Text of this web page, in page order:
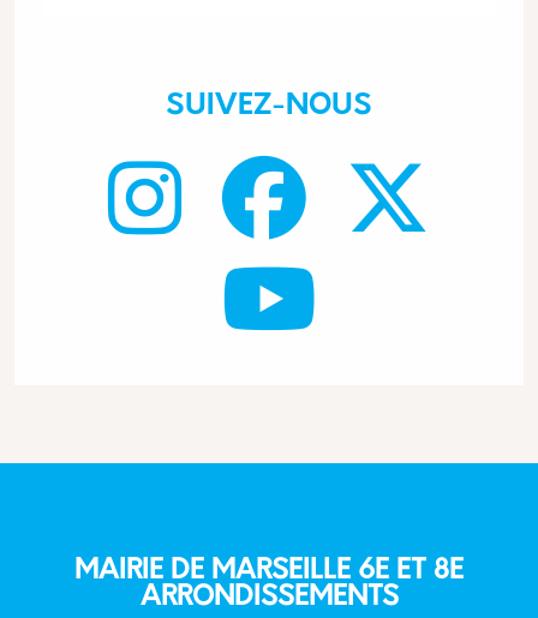
SUIVEZ-NOUS
MAIRIE DE MARSEILLE 6E ET 8E
ARRONDISSEMENTS